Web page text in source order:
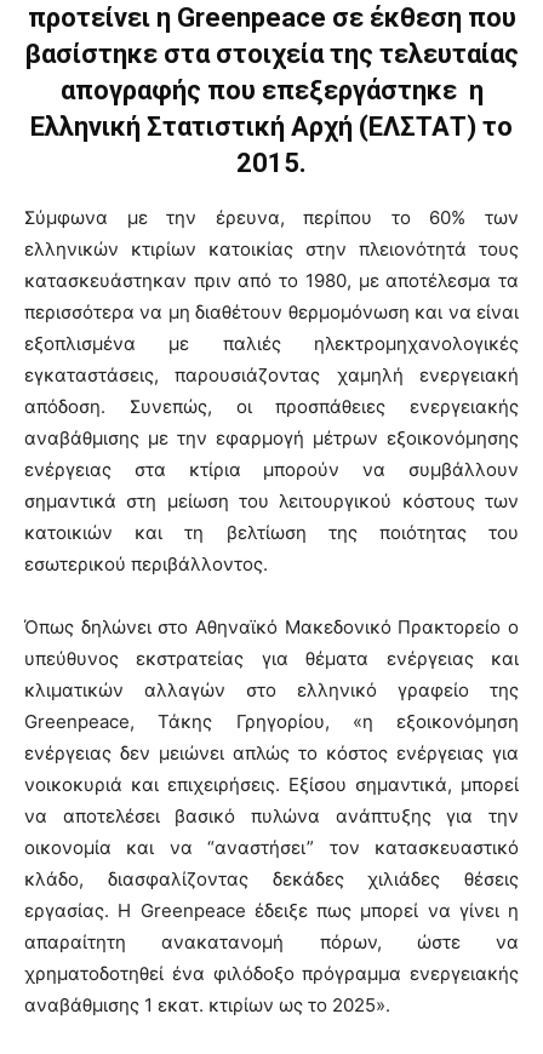
προτείνει η Greenpeace σε έκθεση που
βασίστηκε στα στοιχεία της τελευταίας
απογραφής που επεξεργάστηκε η
Ελληνική Στατιστική Αρχή (ΕΛΣΤΑΤ) το
2015.
Σύμφωνα με την έρευνα, περίπου το 60% των
ελληνικών κτιρίων κατοικίας στην πλειονότητά τους
κατασκευάστηκαν πριν από το 1980, με αποτέλεσμα τα
περισσότερα να μη διαθέτουν θερμομόνωση και να είναι
εξοπλισμένα με παλιές ηλεκτρομηχανολογικές
εγκαταστάσεις, παρουσιάζοντας χαμηλή ενεργειακή
απόδοση. Συνεπώς, οι προσπάθειες ενεργειακής
αναβάθμισης με την εφαρμογή μέτρων εξοικονόμησης
ενέργειας στα κτίρια μπορούν να συμβάλλουν
σημαντικά στη μείωση του λειτουργικού κόστους των
κατοικιών και τη βελτίωση της ποιότητας του
εσωτερικού περιβάλλοντος.
Όπως δηλώνει στο Αθηναϊκό Μακεδονικό Πρακτορείο ο
υπεύθυνος εκστρατείας για θέματα ενέργειας και
κλιματικών αλλαγών στο ελληνικό γραφείο της
Greenpeace, Τάκης Γρηγορίου, «η εξοικονόμηση
ενέργειας δεν μειώνει απλώς το κόστος ενέργειας για
νοικοκυριά και επιχειρήσεις. Εξίσου σημαντικά, μπορεί
να αποτελέσει βασικό πυλώνα ανάπτυξης για την
οικονομία και να “αναστήσει” τον κατασκευαστικό
κλάδο, διασφαλίζοντας δεκάδες χιλιάδες θέσεις
εργασίας. Η Greenpeace έδειξε πως μπορεί να γίνει η
απαραίτητη ανακατανομή πόρων, ώστε να
χρηματοδοτηθεί ένα φιλόδοξο πρόγραμμα ενεργειακής
αναβάθμισης 1 εκατ. κτιρίων ως το 2025».